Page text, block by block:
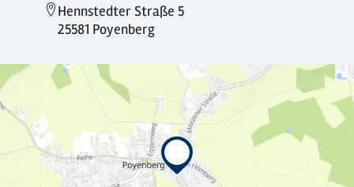
Hennstedter Straße 5
25581 Poyenberg